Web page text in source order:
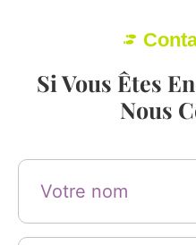
Si Vous Êtes
Nous